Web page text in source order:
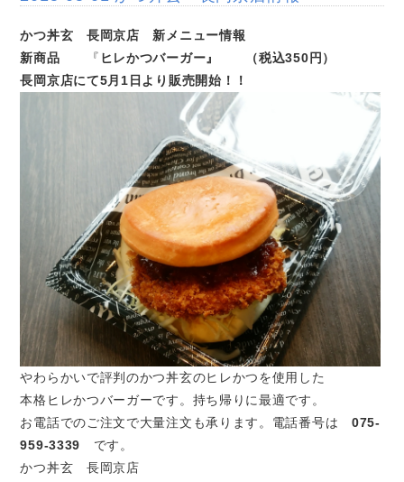
かつ丼玄 長岡京店 新メニュー情報
新商品 『 ヒレかつバーガー』 （税込350円）
長岡京店にて5月1日より販売開始！！
やわらかいで評判のかつ丼玄のヒレかつを使用した
本格ヒレかつバーガーです。持ち帰りに最適です。
お電話でのご注文で大量注文も承ります。電話番号は 075-
959-3339 です。
かつ丼玄 長岡京店